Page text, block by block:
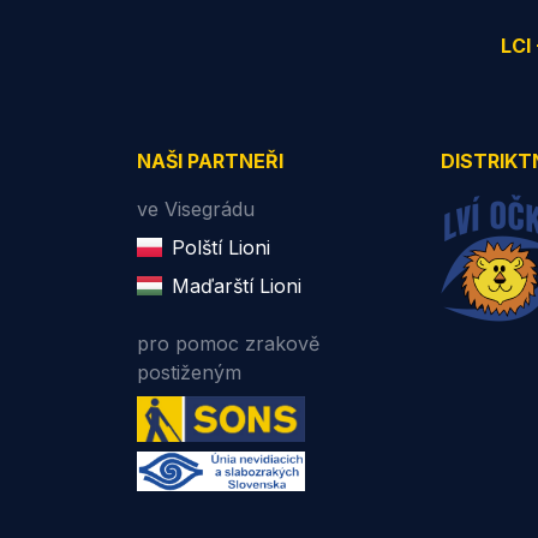
LCI
NAŠI PARTNEŘI
ve Visegrádu
Polští Lioni
Maďarští Lioni
pro pomoc zrakově
postiženým